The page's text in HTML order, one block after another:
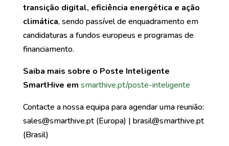
transição digital, eficiência energética e ação
climática, sendo passível de enquadramento em
candidaturas a fundos europeus e programas de
financiamento.
Saiba mais sobre o Poste Inteligente
SmartHive em smarthive.pt/poste-inteligente
Contacte a nossa equipa para agendar uma reunião:
sales@smarthive.pt (Europa) | brasil@smarthive.pt
(Brasil)